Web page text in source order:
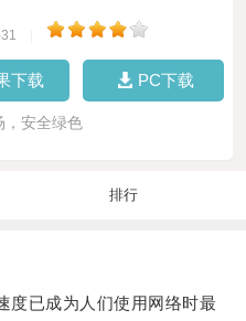
下载 PC下载
，安全绿色
排行
已成为人们使用网络时最